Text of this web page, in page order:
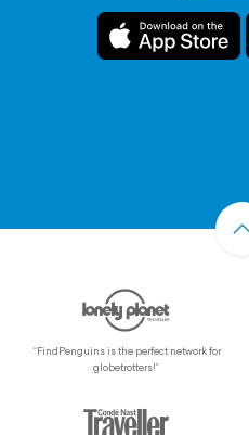
“FindPenguins is the perfect network for
globetrotters!”